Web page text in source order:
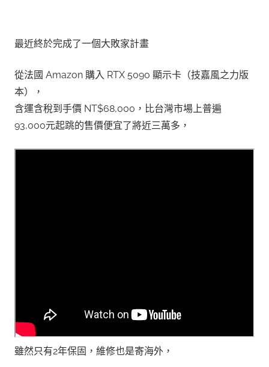
最近終於完成了一個大敗家計畫
從法國 Amazon 購入 RTX 5090 顯示卡（技嘉風之力版
本），
含運含稅到手價 NT$68,000，比台灣市場上普遍
93,000元起跳的售價便宜了將近三萬多，
雖然只有2年保固，維修也是寄海外，